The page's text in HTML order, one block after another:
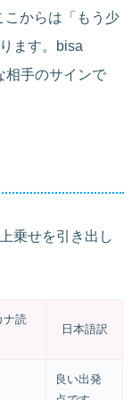
こからは「もう少
ます。bisa
相手のサインで
乗せを引き出し
ナ読
日本語訳
良い出発